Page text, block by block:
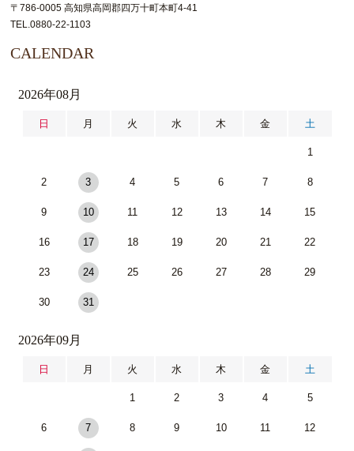
〒786-0005 高知県高岡郡四万十町本町4-41
TEL.0880-22-1103
CALENDAR
2026年08月
日 月 火 水 木 金 土
1
2 3 4 5 6 7 8
9 10 11 12 13 14 15
16 17 18 19 20 21 22
23 24 25 26 27 28 29
30 31
2026年09月
日 月 火 水 木 金 土
1 2 3 4 5
6 7 8 9 10 11 12